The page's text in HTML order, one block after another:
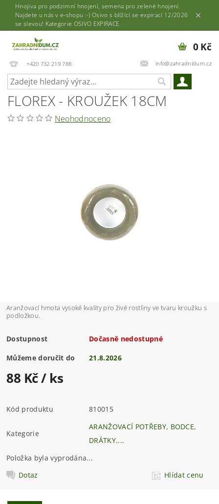
Hnojiva pro podzimní hnojení, semena pro zelené hnojení.
Najdete u nás v e-shopu :-) Osivo s blížící se expirací 12/2026
se slevou! Kategorie OSIVO EXPIRACE.
+420 732 219 788 info@zahradnidum.cz
0 Kč
FLOREX - KROUŽEK 18CM
Neohodnoceno
Aranžovací hmota vysoké kvality pro živé rostliny ve tvaru kroužku s
podložkou.
Dostupnost Dočasně nedostupné
Můžeme doručit do 21.8.2026
88 Kč/ ks
Kód produktu 810015
Kategorie
ARANŽOVACÍ POTŘEBY, BODCE,
DRÁTKY....
Položka byla vyprodána...
Dotaz
Hlídat cenu